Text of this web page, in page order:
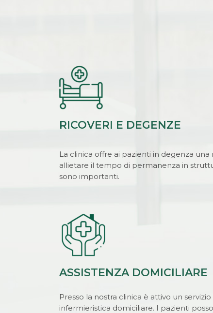
RICOVERI E DEGENZE
La clinica offre ai pazienti in degenza
allietare il tempo di permanenza in
sono importanti.
ASSISTENZA DOMICILIARE
Presso la nostra clinica è attivo un
infermieristica domiciliare. I pazienti